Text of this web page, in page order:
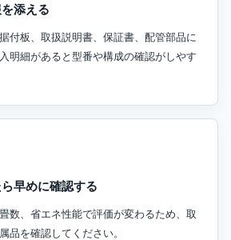
添える
付板、取扱説明書、保証書、配管部品に
明細があると型番や構成の確認がしやす
早めに確認する
数、省エネ性能で評価が変わるため、取
品を確認してください。